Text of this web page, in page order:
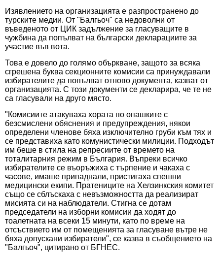
Изявлението на организацията е разпространено до
турските медии. От "Балгьоч" са недоволни от
въведеното от ЦИК задължение за гласуващите в
чужбина да попълват на български декларациите за
участие във вота.
Това е довело до голямо объркване, защото за всяка
сгрешена буква секционните комисии са принуждавали
избирателите да попълват отново документа, казват от
организацията. С този документи се декларира, че те не
са гласували на друго място.
"Комисиите атакуваха хората по опашките с
безсмислени обяснения и предупреждения, някои
определени членове бяха изключително груби към тях и
се представиха като комунистически милиции. Подходът
им беше в стила на репресиите от времето на
тоталитарния режим в България. Въпреки всичко
избирателите се въоръжиха с търпение и чакаха с
часове, имаше припаднали, пристигаха спешни
медицински екипи. Пратениците на Хелзинкския комитет
също се сблъскаха с невъзможността да реализират
мисията си на наблюдатели. Стигна се дотам
председатели на изборни комисии да ходят до
тоалетната на всеки 15 минути, като по време на
отсъствието им от помещенията за гласуване вътре не
бяха допускани избиратели", се казва в съобщението на
"Балгьоч", цитирано от БГНЕС.